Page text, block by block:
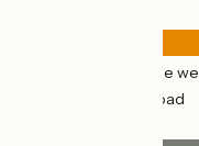
(51%) Over de
(49%) Fietspad